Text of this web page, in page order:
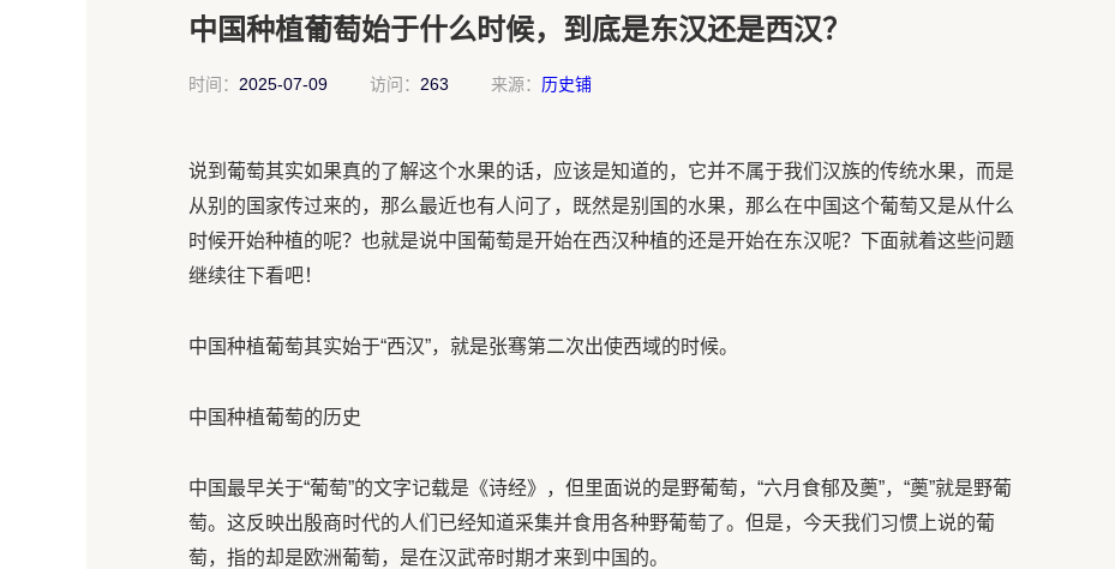
中国种植葡萄始于什么时候，到底是东汉还是西汉？
时间： 2025-07-09 访问： 263 来源： 历史铺
说到葡萄其实如果真的了解这个水果的话，应该是知道的，它并不属于我们汉族的传统水果，而是
从别的国家传过来的，那么最近也有人问了，既然是别国的水果，那么在中国这个葡萄又是从什么
时候开始种植的呢？也就是说中国葡萄是开始在西汉种植的还是开始在东汉呢？下面就着这些问题
继续往下看吧！
中国种植葡萄其实始于“西汉”，就是张骞第二次出使西域的时候。
中国种植葡萄的历史
中国最早关于“葡萄”的文字记载是《诗经》，但里面说的是野葡萄，“六月食郁及薁”，“薁”就是野葡
萄。这反映出殷商时代的人们已经知道采集并食用各种野葡萄了。但是，今天我们习惯上说的葡
萄，指的却是欧洲葡萄，是在汉武帝时期才来到中国的。